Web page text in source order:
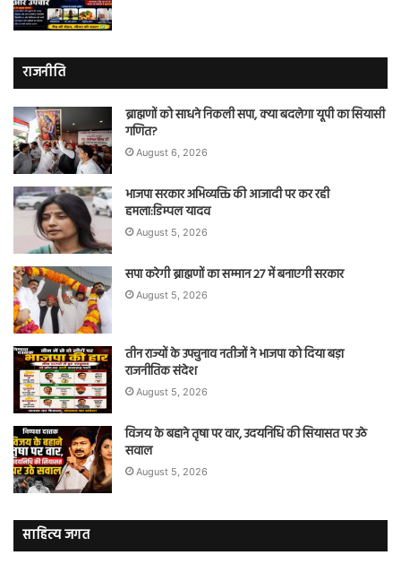
राजनीति
ब्राह्मणों को साधने निकली सपा, क्या बदलेगा यूपी का सियासी
गणित?
August 6, 2026
भाजपा सरकार अभिव्यक्ति की आजादी पर कर रही
हमला:डिम्पल यादव
August 5, 2026
सपा करेगी ब्राह्मणों का सम्मान 27 में बनाएगी सरकार
August 5, 2026
तीन राज्यों के उपचुनाव नतीजों ने भाजपा को दिया बड़ा
राजनीतिक संदेश
August 5, 2026
विजय के बहाने तृषा पर वार, उदयनिधि की सियासत पर उठे
सवाल
August 5, 2026
साहित्य जगत